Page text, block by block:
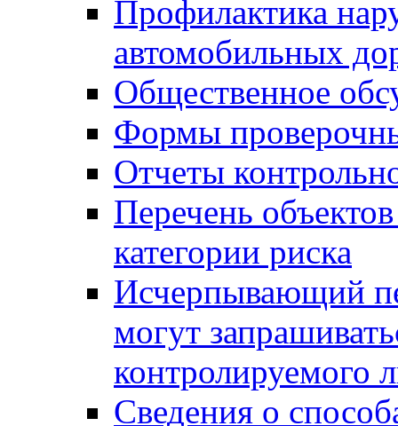
Профилактика
автомобильных
Общественное
Формы
Отчеты
Перечень
категории риска
Исчерпывающий
могут
контролируемого
Сведения о